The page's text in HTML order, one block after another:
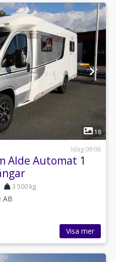
18
Idag 09:06
Alde Automat 1
3 500 kg
AB
Visa mer